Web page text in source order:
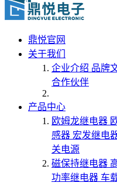
鼎悦官网
关于我们
企业介绍 品牌
合作伙伴
产品中心
欧姆龙继电器
感器 宏发继电
关电源
磁保持继电器
功率继电器 车